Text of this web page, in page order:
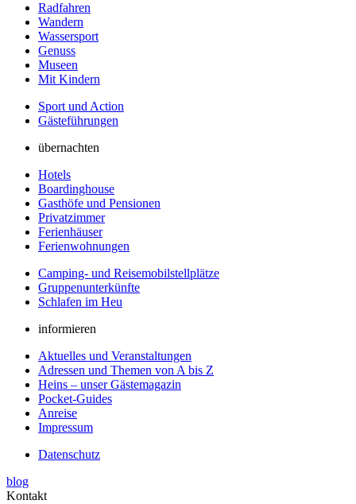
Radfahren
Wandern
Wassersport
Genuss
Museen
Mit Kindern
Sport und Action
Gästeführungen
übernachten
Hotels
Boardinghouse
Gasthöfe und Pensionen
Privatzimmer
Ferienhäuser
Ferienwohnungen
Camping- und Reisemobilstellplätze
Gruppenunterkünfte
Schlafen im Heu
informieren
Aktuelles und Veranstaltungen
Adressen und Themen von A bis Z
Heins – unser Gästemagazin
Pocket-Guides
Anreise
Impressum
Datenschutz
blog
Kontakt